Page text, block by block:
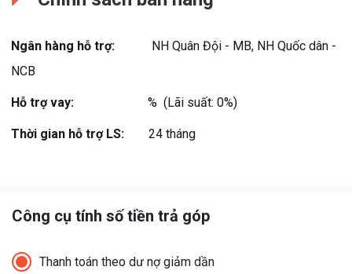
thác các yếu tố cảnh quan tự nhiên như sông hồ, thác nước, công
viên… để nhằm kiến tạo nên chỉnh thể hoàn hảo giữa thiên nhiên và
Xem thêm
Ngân hàng hỗ trợ:
NH Quân Đội - MB, NH Quốc dân -
NCB
Hỗ trợ vay: %  (Lãi suất: 0%)
Thời gian hỗ trợ LS: 24 tháng
Công cụ tính số tiền trả góp
Thanh toán theo dư nợ giảm dần